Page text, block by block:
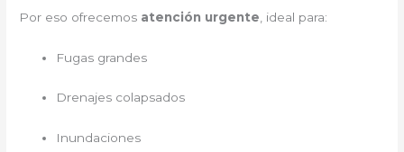
Por eso ofrecemos atención urgente , ideal para:
Fugas grandes
Drenajes colapsados
Inundaciones